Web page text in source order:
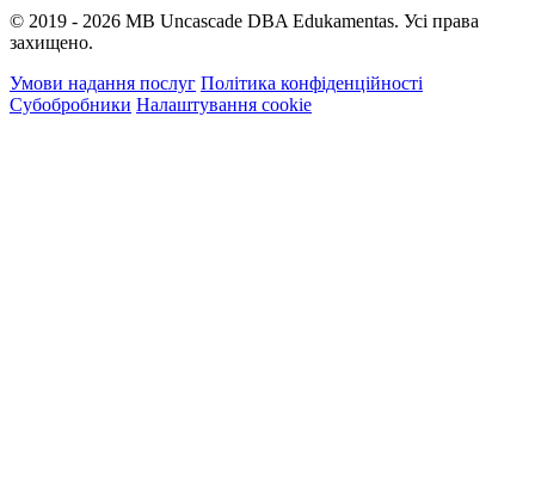
© 2019 - 2026 MB Uncascade DBA Edukamentas. Усі права
захищено.
Умови надання послуг Політика конфіденційності
Субобробники Налаштування cookie